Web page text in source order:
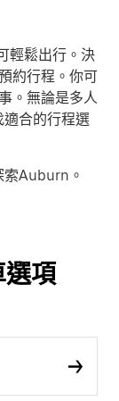
輕鬆出行。決
約行程。你可
。無論是多人
合的行程選
索Auburn。
項